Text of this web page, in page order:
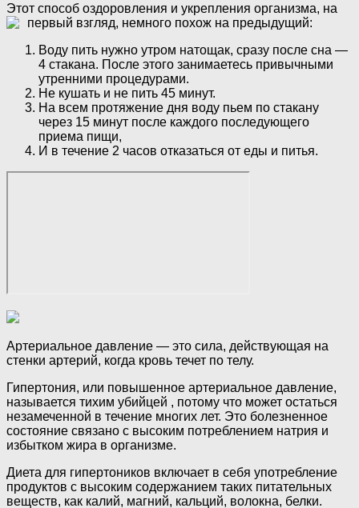
Этот способ оздоровления и укрепления организма, на
первый взгляд, немного похож на предыдущий:
Воду пить нужно утром натощак, сразу после сна —
4 стакана. После этого занимаетесь привычными
утренними процедурами.
Не кушать и не пить 45 минут.
На всем протяжение дня воду пьем по стакану
через 15 минут после каждого последующего
приема пищи,
И в течение 2 часов отказаться от еды и питья.
Артериальное давление — это сила, действующая на
стенки артерий, когда кровь течет по телу.
Гипертония, или повышенное артериальное давление,
называется тихим убийцей , потому что может остаться
незамеченной в течение многих лет. Это болезненное
состояние связано с высоким потреблением натрия и
избытком жира в организме.
Диета для гипертоников включает в себя употребление
продуктов с высоким содержанием таких питательных
веществ, как калий, магний, кальций, волокна, белки.